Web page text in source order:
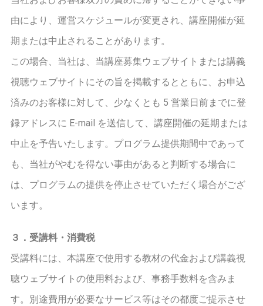
由により、運営スケジュールが変更され、講座開催が延
期または中止されることがあります。
この場合、当社は、当講座募集ウェブサイトまたは講義
視聴ウェブサイトにその旨を掲載するとともに、お申込
済みのお客様に対して、少なくとも 5 営業日前までに登
録アドレスに E-mail を送信して、講座開催の延期または
中止を予告いたします。プログラム提供期間中であって
も、当社がやむを得ない事由があると判断する場合に
は、プログラムの提供を停止させていただく場合がござ
います。
３．受講料・消費税
受講料には、本講座で使用する教材の代金および講義視
聴ウェブサイトの使用料および、事務手数料を含みま
す。別途費用が必要なサービス等はその都度ご提示させ